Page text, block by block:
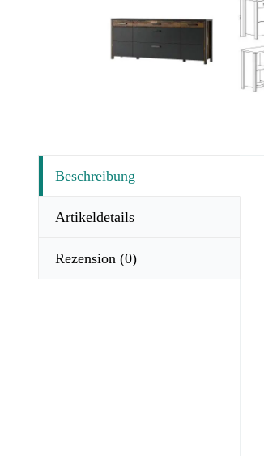
Beschreibung
Artikeldetails
Rezension (0)